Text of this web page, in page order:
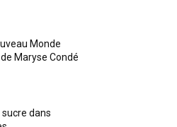
Monde
Maryse Condé
sucre dans